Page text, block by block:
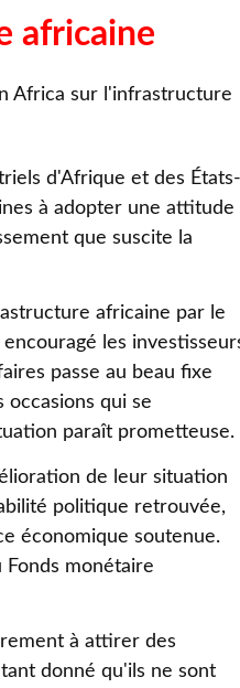
africaine
Africa sur l'infrastructure
d'Afrique et des États-
à adopter une attitude
que suscite la
africaine par le
les
passe au beau fixe
qui se
paraît prometteuse.
de leur situation
politique retrouvée,
économique soutenue.
monétaire
à attirer des
donné qu'ils ne sont